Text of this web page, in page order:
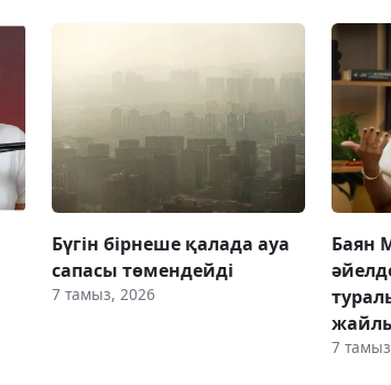
Бүгін бірнеше қалада ауа
сапасы төмендейді
7 тамыз, 2026
Баян
жайлы
7